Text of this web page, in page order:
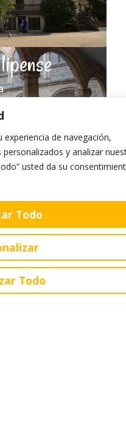
de navegación,
y analizar
usted da su
Todo
Todo